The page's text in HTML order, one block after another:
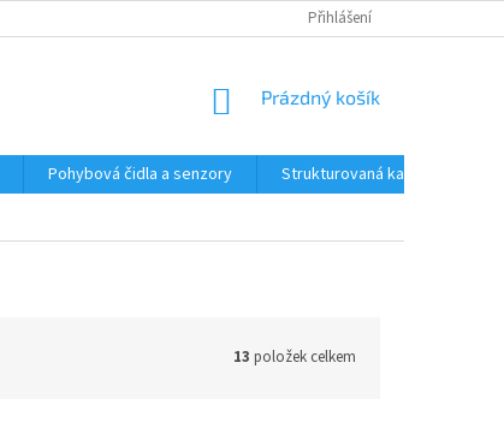
Přihlášení
NÁKUPNÍ
Prázdný košík
Pohybová čidla a senzory Strukturovaná kabeláž
13 položek celkem